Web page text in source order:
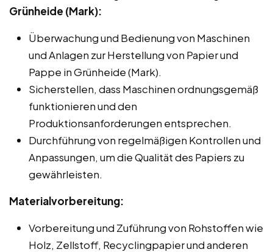
Grünheide (Mark):
Überwachung und Bedienung von Maschinen
und Anlagen zur Herstellung von Papier und
Pappe in Grünheide (Mark).
Sicherstellen, dass Maschinen ordnungsgemäß
funktionieren und den
Produktionsanforderungen entsprechen.
Durchführung von regelmäßigen Kontrollen und
Anpassungen, um die Qualität des Papiers zu
gewährleisten.
Materialvorbereitung:
Vorbereitung und Zuführung von Rohstoffen wie
Holz, Zellstoff, Recyclingpapier und anderen